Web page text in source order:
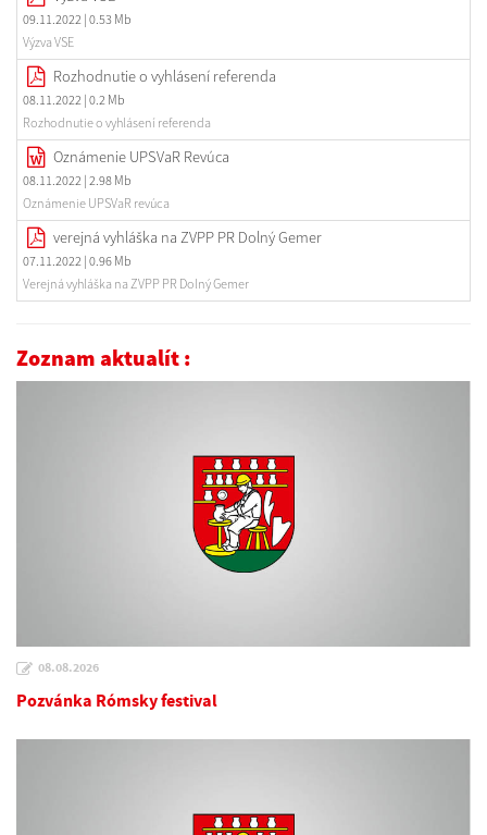
09.11.2022 | 0.53 Mb
Výzva VSE
Rozhodnutie o vyhlásení referenda
08.11.2022 | 0.2 Mb
Rozhodnutie o vyhlásení referenda
Oznámenie UPSVaR Revúca
08.11.2022 | 2.98 Mb
Oznámenie UPSVaR revúca
verejná vyhláška na ZVPP PR Dolný Gemer
07.11.2022 | 0.96 Mb
Verejná vyhláška na ZVPP PR Dolný Gemer
Zoznam aktualít :
08.08.2026
Pozvánka Rómsky festival